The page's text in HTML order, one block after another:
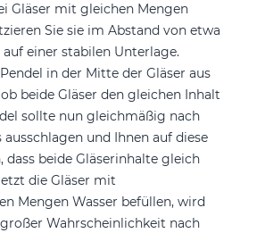
Gläser mit gleichen Mengen
Sie sie im Abstand von etwa
einer stabilen Unterlage.
in der Mitte der Gläser aus
beide Gläser den gleichen Inhalt
sollte nun gleichmäßig nach
und Ihnen auf diese
dass beide Gläserinhalte gleich
die Gläser mit
Mengen Wasser befüllen, wird
Wahrscheinlichkeit nach